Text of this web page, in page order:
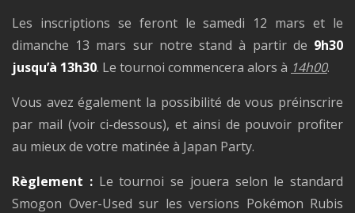
Les inscriptions se feront le samedi 12 mars et le
dimanche 13 mars sur notre stand à partir de 9h30
jusqu’à 13h30. Le tournoi commencera alors à 14h00.
Vous avez également la possibilité de vous préinscrire
par mail (voir ci-dessous), et ainsi de pouvoir profiter
au mieux de votre matinée à Japan Party.
Règlement : Le tournoi se jouera selon le standard
Smogon Over-Used sur les versions Pokémon Rubis